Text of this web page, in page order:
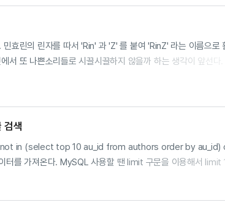
200705/05/newsen/v16632026.html
효린의 린자를 따서 'Rin' 과 'Z' 를 붙여 'RinZ' 라는 이름으로
서 또 나쁜소리들로 시끌시끌하지 않을까 하는 생각이 앞선다.
모습이라 생각하고 지켜봐 주는 자세로 다른 사람들도 봤으면
검색
in (select top 10 au_id from authors order by au_id)
터를 가져온다. MySQL 사용할 땐 limit 구문을 이용해서 limit
그 만큼 강한 기능 때문에 사용하지 않을까?